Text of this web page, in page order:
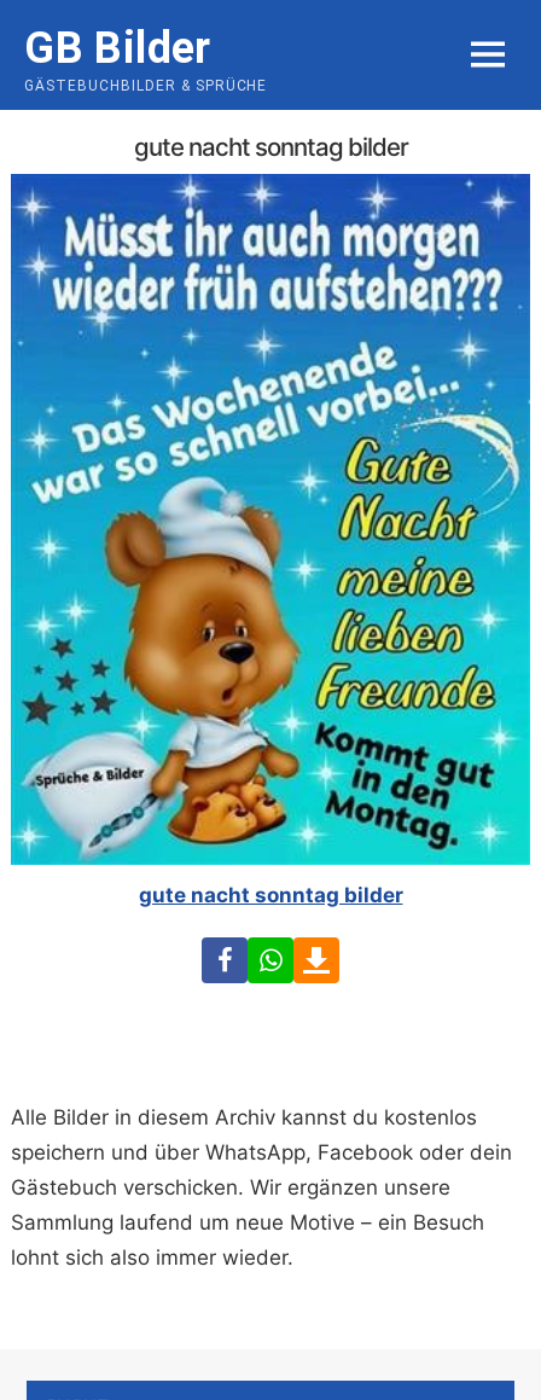
content
GB Bilder
GÄSTEBUCHBILDER & SPRÜCHE
MENU
gute nacht sonntag bilder
gute nacht sonntag bilder
FacebookWhatsApp
Alle Bilder in diesem Archiv kannst du kostenlos
speichern und über WhatsApp, Facebook oder dein
Gästebuch verschicken. Wir ergänzen unsere
Sammlung laufend um neue Motive – ein Besuch
lohnt sich also immer wieder.